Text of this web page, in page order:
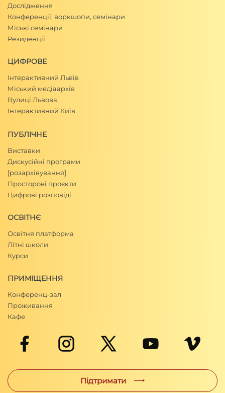
Дослідження
Конференції, воркшопи, семінари
Міські семінари
Резиденції
ЦИФРОВЕ
Інтерактивний Львів
Міський медіаархів
Вулиці Львова
Інтерактивний Київ
ПУБЛІЧНЕ
Виставки
Дискусійні програми
[розархівування]
Просторові проєкти
Цифрові розповіді
ОСВІТНЄ
Освітня платформа
Літні школи
Курси
ПРИМІЩЕННЯ
Конференц-зал
Проживання
Кафе
Підтримати